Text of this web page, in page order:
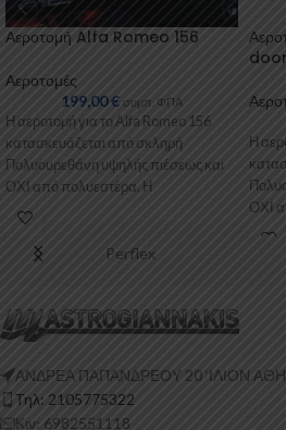
Αεροτομή Alfa Romeo 156
Αεροτομές
199,00€ συμπ. ΦΠΑ
Η αεροτομή για το Alfa Romeo 156
κατασκευάζεται από σκληρή
Πολυουρεθάνη υψηλής πιέσεως και
ΟΧΙ από πολυεστέρα. Η
Πολυουρεθάνη είναι
Η
ΟΧΙ
Perflex
ΑΝΔΡΕΑ ΠΑΠΑΝΔΡΕΟΥ 20 ‘ΙΛΙΟΝ
Τηλ: 2105775322
Κιν: 6982551118